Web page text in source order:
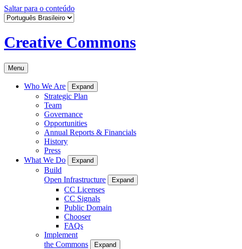
Saltar para o conteúdo
Creative Commons
Menu
Who We Are Expand
Strategic Plan
Team
Governance
Opportunities
Annual Reports & Financials
History
Press
What We Do
Expand
Build
Open Infrastructure
Expand
CC Licenses
CC Signals
Public Domain
Chooser
FAQs
Implement
the Commons
Expand